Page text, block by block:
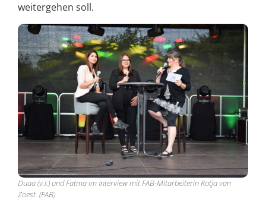
weitergehen soll.
Duaa (v.l.) und Fatma im Interview mit FAB-Mitarbeiterin Katja van
Zoest. (FAB)